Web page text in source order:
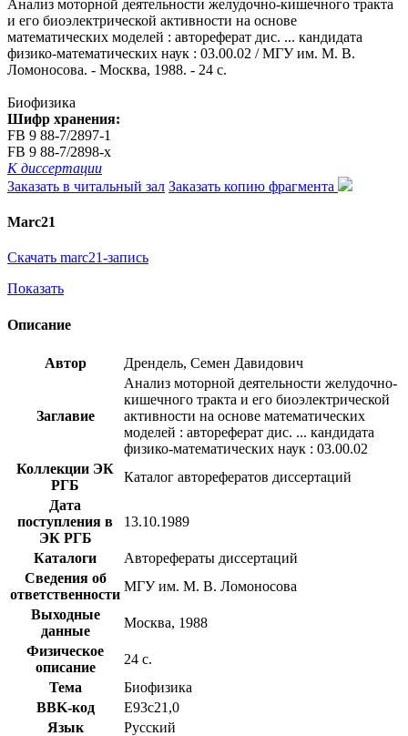
Анализ моторной деятельности желудочно-кишечного тракта
и его биоэлектрической активности на основе
математических моделей : автореферат дис. ... кандидата
физико-математических наук : 03.00.02 / МГУ им. М. В.
Ломоносова. - Москва, 1988. - 24 с.
Биофизика
Шифр хранения:
FB 9 88-7/2897-1
FB 9 88-7/2898-x
К диссертации
Заказать в читальный зал Заказать копию фрагмента
Marc21
Скачать marc21-запись
Показать
Описание
Автор Дрендель, Семен Давидович
Заглавие
Анализ моторной деятельности желудочно-
кишечного тракта и его биоэлектрической
активности на основе математических
моделей : автореферат дис. ... кандидата
физико-математических наук : 03.00.02
Коллекции ЭК
РГБ
Каталог авторефератов диссертаций
Дата
поступления в
ЭК РГБ
13.10.1989
Каталоги
Авторефераты диссертаций
Сведения об
ответственности
МГУ им. М. В. Ломоносова
Выходные
данные
Москва, 1988
Физическое
описание
24 с.
Тема
Биофизика
BBK-код
Е93с21,0
Язык
Русский